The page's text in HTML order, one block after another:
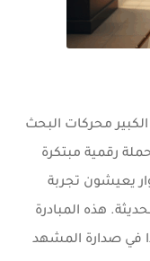
محركات البحث
رقمية مبتكرة
يعيشون تجربة
هذه المبادرة
في صدارة المشهد